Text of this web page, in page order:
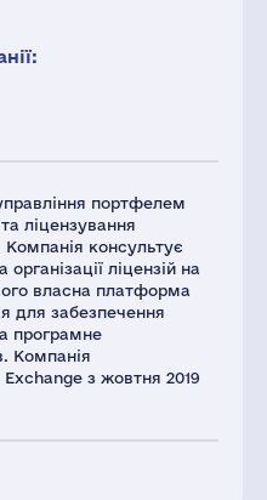
портфелем
ліцензування
консультує
ліцензій на
власна платформа
для забезпечення
програмне
Компанія
з жовтня 2019